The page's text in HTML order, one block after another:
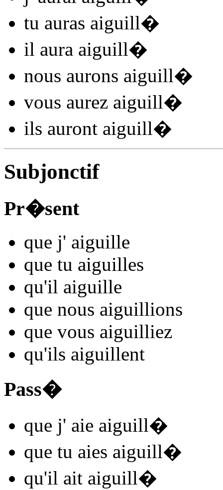
tu auras aiguill�
il aura aiguill�
nous aurons aiguill�
vous aurez aiguill�
ils auront aiguill�
Subjonctif
Pr�sent
que j' aiguille
que tu aiguilles
qu'il aiguille
que nous aiguillions
que vous aiguilliez
qu'ils aiguillent
Pass�
que j' aie aiguill�
que tu aies aiguill�
qu'il ait aiguill�